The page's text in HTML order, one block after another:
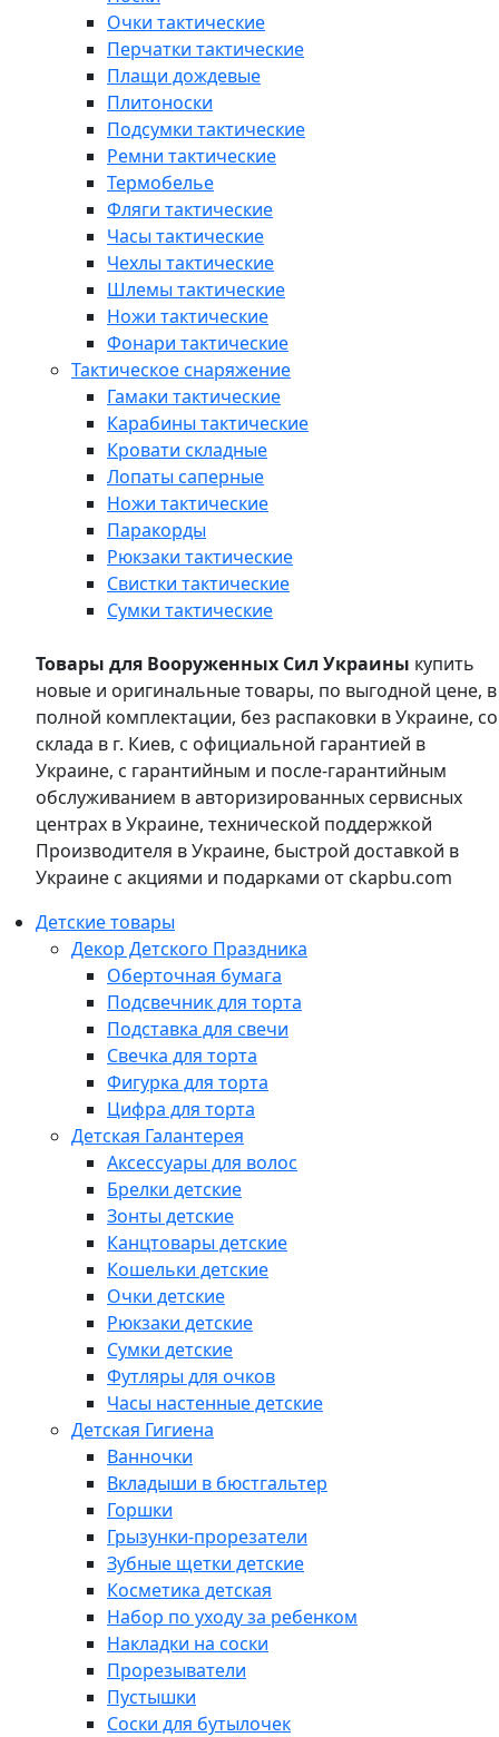
Очки тактические
Перчатки тактические
Плащи дождевые
Плитоноски
Подсумки тактические
Ремни тактические
Термобелье
Фляги тактические
Часы тактические
Чехлы тактические
Шлемы тактические
Ножи тактические
Фонари тактические
Тактическое снаряжение
Гамаки тактические
Карабины тактические
Кровати складные
Лопаты саперные
Ножи тактические
Паракорды
Рюкзаки тактические
Свистки тактические
Сумки тактические
Товары для Вооруженных Сил Украины купить
новые и оригинальные товары, по выгодной цене, в
полной комплектации, без распаковки в Украине, со
склада в г. Киев, с официальной гарантией в
Украине, с гарантийным и после-гарантийным
обслуживанием в авторизированных сервисных
центрах в Украине, технической поддержкой
Производителя в Украине, быстрой доставкой в
Украине с акциями и подарками от ckapbu.com
Детские товары
Декор Детского Праздника
Оберточная бумага
Подсвечник для торта
Подставка для свечи
Свечка для торта
Фигурка для торта
Цифра для торта
Детская Галантерея
Аксессуары для волос
Брелки детские
Зонты детские
Канцтовары детские
Кошельки детские
Очки детские
Рюкзаки детские
Сумки детские
Футляры для очков
Часы настенные детские
Детская Гигиена
Ванночки
Вкладыши в бюстгальтер
Горшки
Грызунки-прорезатели
Зубные щетки детские
Косметика детская
Набор по уходу за ребенком
Накладки на соски
Прорезыватели
Пустышки
Соски для бутылочек